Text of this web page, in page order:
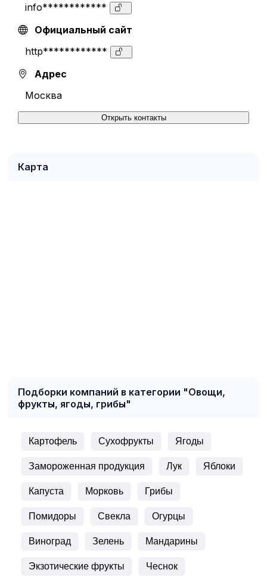
info************
Официальный сайт
http************
Адрес
Москва
Открыть контакты
Карта
Подборки компаний в категории "Овощи,
фрукты, ягоды, грибы"
Картофель Сухофрукты Ягоды
Замороженная продукция Лук Яблоки
Капуста Морковь Грибы
Помидоры Свекла Огурцы
Виноград Зелень Мандарины
Экзотические фрукты Чеснок